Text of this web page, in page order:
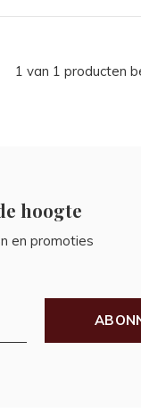
1 van 1 producten
hoogte
en promoties